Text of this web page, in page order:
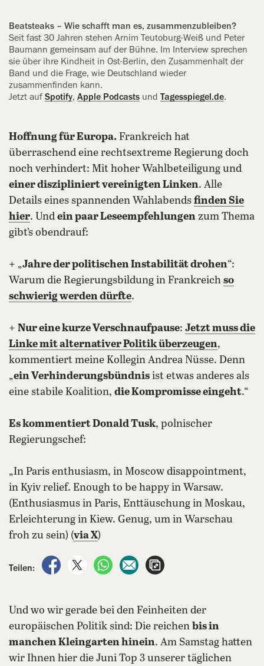
Beatsteaks – Wie schafft man es, ‍zusammenzubleiben?
Seit fast 30 Jahren stehen Arnim ‍Teutoburg-Weiß und Peter
Baumann gemeinsam auf der Bühne. Im Interview sprechen
sie über ihre Kindheit in Ost-Berlin, den Zusammenhalt der
Band und die Frage, wie Deutschland wieder
zusammenfinden kann.
Jetzt auf Spotify, Apple Podcasts und Tagesspiegel.de.
Hoffnung für Europa. Frankreich hat
überraschend eine rechtsextreme Regierung doch
noch verhindert: Mit hoher Wahlbeteiligung und
einer diszipliniert vereinigten Linken. Alle
Details eines spannenden Wahlabends finden Sie
hier. Und ein paar Leseempfehlungen zum Thema
gibt’s obendrauf:
+ „Jahre der politischen Instabilität drohen“:
Warum die Regierungsbildung in Frankreich so
schwierig werden dürfte.
+ Nur eine kurze Verschnaufpause: Jetzt muss die
Linke mit alternativer Politik überzeugen,
kommentiert meine Kollegin Andrea Nüsse. Denn
„ein Verhinderungsbündnis ist etwas anderes als
eine stabile Koalition, die Kompromisse eingeht.“
Es kommentiert Donald Tusk, polnischer
Regierungschef:
„In Paris enthusiasm, in Moscow disappointment,
in Kyiv relief. Enough to be happy in Warsaw.
(Enthusiasmus in Paris, Enttäuschung in Moskau,
Erleichterung in Kiew. Genug, um in Warschau
froh zu sein) (via X)
Teilen:
auf Facebook teilen
auf X teilenper WhatsApp teilen
per E-Mail teilen
Und wo wir gerade bei den Feinheiten der
europäischen Politik sind: Die reichen bis in
manchen Kleingarten hinein. Am Samstag hatten
wir Ihnen hier die Juni Top 3 unserer täglichen